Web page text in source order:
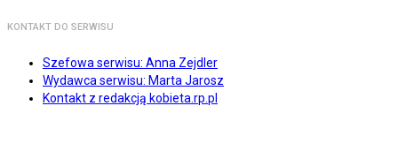
KONTAKT DO SERWISU
Szefowa serwisu: Anna Zejdler
Wydawca serwisu: Marta Jarosz
Kontakt z redakcją kobieta.rp.pl